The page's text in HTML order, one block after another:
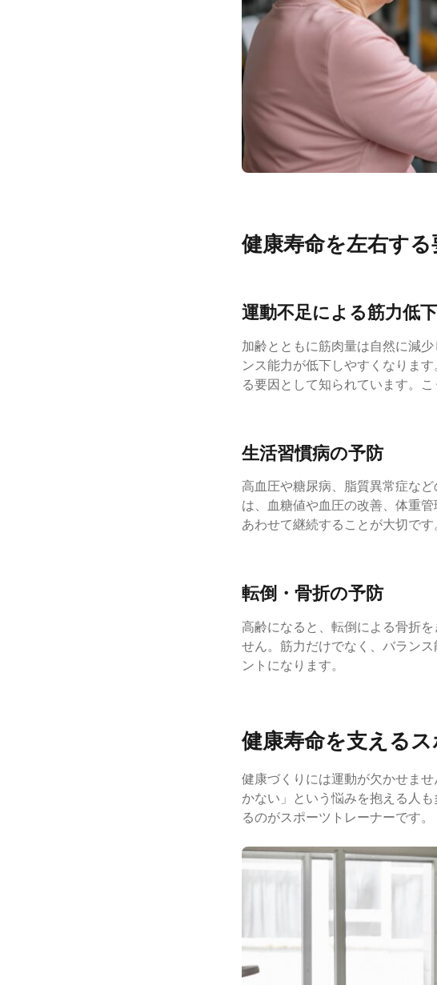
健康寿命を左右する
運動不足による筋力低下
加齢とともに筋肉量は自然に減
ンス能力が低下しやすくなりま
る要因として知られています。
生活習慣病の予防
高血圧や糖尿病、脂質異常症な
は、血糖値や血圧の改善、体重
あわせて継続することが大切です
転倒・骨折の予防
高齢になると、転倒による骨折
せん。筋力だけでなく、バラン
ントになります。
健康寿命を支える
健康づくりには運動が欠かせま
かない」という悩みを抱える人
るのがスポーツトレーナーです。